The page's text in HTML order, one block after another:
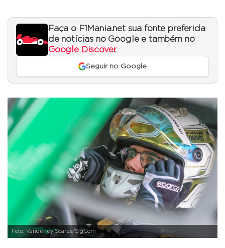
Faça o F1Mania.net sua fonte preferida
de notícias no Google e também no
Google Discover.
Seguir no Google
Foto: Vanderley Soares/SigCom